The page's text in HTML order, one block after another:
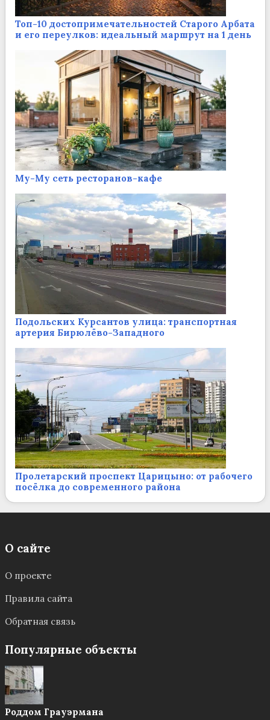
Топ-10 достопримечательностей Старого Арбата
и его переулков: идеальный маршрут на 1 день
Му-Му сеть ресторанов-кафе
Подольских Курсантов улица: транспортная
артерия Бирюлёво-Западного
Пролетарский проспект Царицыно: от рабочего
посёлка до современного района
О сайте
О проекте
Правила сайта
Обратная связь
Популярные объекты
Роддом Грауэрмана